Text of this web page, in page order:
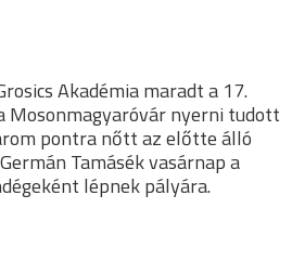
Akadémia maradt a 17.
Mosonmagyaróvár nyerni tudott
pontra nőtt az előtte álló
Tamásék vasárnap a
lépnek pályára.